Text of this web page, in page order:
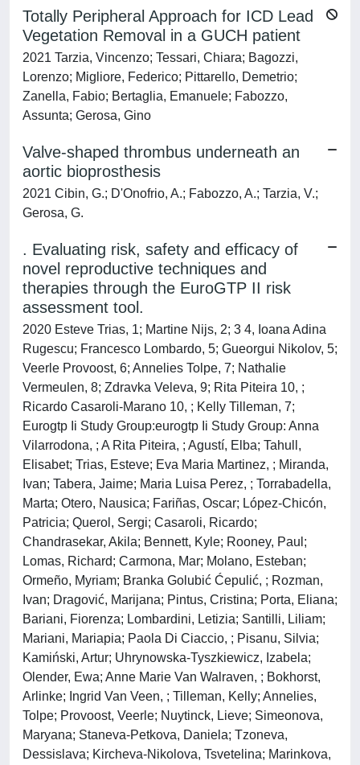
Totally Peripheral Approach for ICD Lead
Vegetation Removal in a GUCH patient
2021 Tarzia, Vincenzo; Tessari, Chiara; Bagozzi,
Lorenzo; Migliore, Federico; Pittarello, Demetrio;
Zanella, Fabio; Bertaglia, Emanuele; Fabozzo,
Assunta; Gerosa, Gino
Valve-shaped thrombus underneath an
aortic bioprosthesis
2021 Cibin, G.; D'Onofrio, A.; Fabozzo, A.; Tarzia, V.;
Gerosa, G.
. Evaluating risk, safety and efficacy of
novel reproductive techniques and
therapies through the EuroGTP II risk
assessment tool.
2020 Esteve Trias, 1; Martine Nijs, 2; 3 4, Ioana Adina
Rugescu; Francesco Lombardo, 5; Gueorgui Nikolov, 5;
Veerle Provoost, 6; Annelies Tolpe, 7; Nathalie
Vermeulen, 8; Zdravka Veleva, 9; Rita Piteira 10, ;
Ricardo Casaroli-Marano 10, ; Kelly Tilleman, 7;
Eurogtp Ii Study Group:eurogtp Ii Study Group: Anna
Vilarrodona, ; A Rita Piteira, ; Agustí, Elba; Tahull,
Elisabet; Trias, Esteve; Eva Maria Martinez, ; Miranda,
Ivan; Tabera, Jaime; Maria Luisa Perez, ; Torrabadella,
Marta; Otero, Nausica; Fariñas, Oscar; López-Chicón,
Patricia; Querol, Sergi; Casaroli, Ricardo;
Chandrasekar, Akila; Bennett, Kyle; Rooney, Paul;
Lomas, Richard; Carmona, Mar; Molano, Esteban;
Ormeño, Myriam; Branka Golubić Ćepulić, ; Rozman,
Ivan; Dragović, Marijana; Pintus, Cristina; Porta, Eliana;
Bariani, Fiorenza; Lombardini, Letizia; Santilli, Liliam;
Mariani, Mariapia; Paola Di Ciaccio, ; Pisanu, Silvia;
Kamiński, Artur; Uhrynowska-Tyszkiewicz, Izabela;
Olender, Ewa; Anne Marie Van Walraven, ; Bokhorst,
Arlinke; Ingrid Van Veen, ; Tilleman, Kelly; Annelies,
Tolpe; Provoost, Veerle; Nuytinck, Lieve; Simeonova,
Maryana; Staneva-Petkova, Daniela; Tzoneva,
Dessislava; Kircheva-Nikolova, Tsvetelina; Marinkova,